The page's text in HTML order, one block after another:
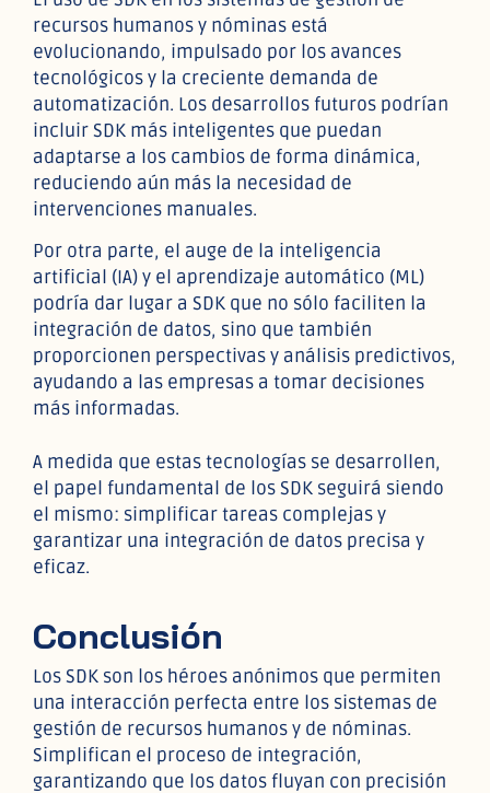
recursos humanos y nóminas está
evolucionando, impulsado por los avances
tecnológicos y la creciente demanda de
automatización. Los desarrollos futuros podrían
incluir SDK más inteligentes que puedan
adaptarse a los cambios de forma dinámica,
reduciendo aún más la necesidad de
intervenciones manuales.
Por otra parte, el auge de la inteligencia
artificial (IA) y el aprendizaje automático (ML)
podría dar lugar a SDK que no sólo faciliten la
integración de datos, sino que también
proporcionen perspectivas y análisis predictivos,
ayudando a las empresas a tomar decisiones
más informadas.
A medida que estas tecnologías se desarrollen,
el papel fundamental de los SDK seguirá siendo
el mismo: simplificar tareas complejas y
garantizar una integración de datos precisa y
eficaz.
Conclusión
Los SDK son los héroes anónimos que permiten
una interacción perfecta entre los sistemas de
gestión de recursos humanos y de nóminas.
Simplifican el proceso de integración,
garantizando que los datos fluyan con precisión